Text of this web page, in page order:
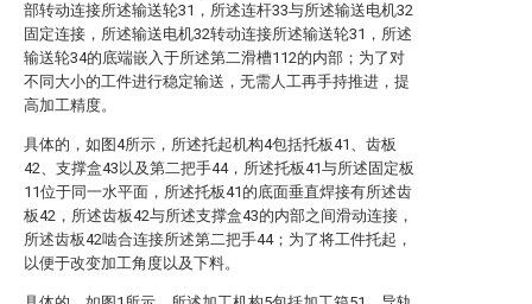
部转动连接所述输送轮31，所述连杆33与所述输送电机32
固定连接，所述输送电机32转动连接所述输送轮31，所述
输送轮34的底端嵌入于所述第二滑槽112的内部；为了对
不同大小的工件进行稳定输送，无需人工再手持推进，提
高加工精度。
具体的，如图4所示，所述托起机构4包括托板41、齿板
42、支撑盒43以及第二把手44，所述托板41与所述固定板
11位于同一水平面，所述托板41的底面垂直焊接有所述齿
板42，所述齿板42与所述支撑盒43的内部之间滑动连接，
所述齿板42啮合连接所述第二把手44；为了将工件托起，
以便于改变加工角度以及下料。